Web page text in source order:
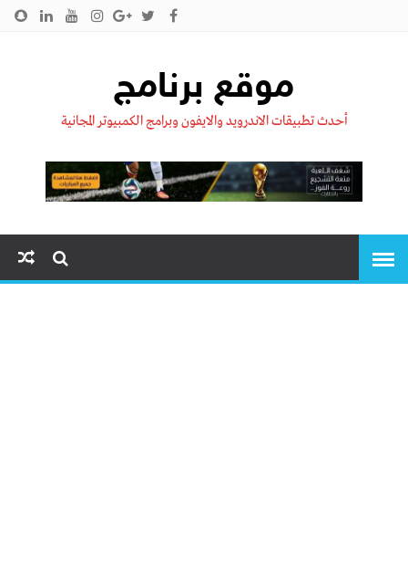
موقع برنامج
أحدث تطبيقات الاندرويد والايفون وبرامج الكمبيوتر المجانية